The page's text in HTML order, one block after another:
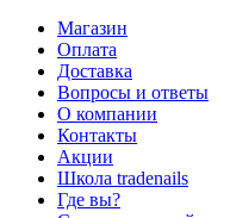
Магазин
Оплата
Доставка
Вопросы и ответы
О компании
Контакты
Акции
Школа tradenails
Где вы?